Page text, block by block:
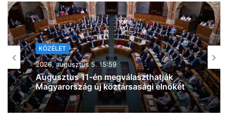
KÖZÉLET
2026, augusztus 5. 09:06
Magyar Péter: Az utolsó paksi turbina
stabilan termel